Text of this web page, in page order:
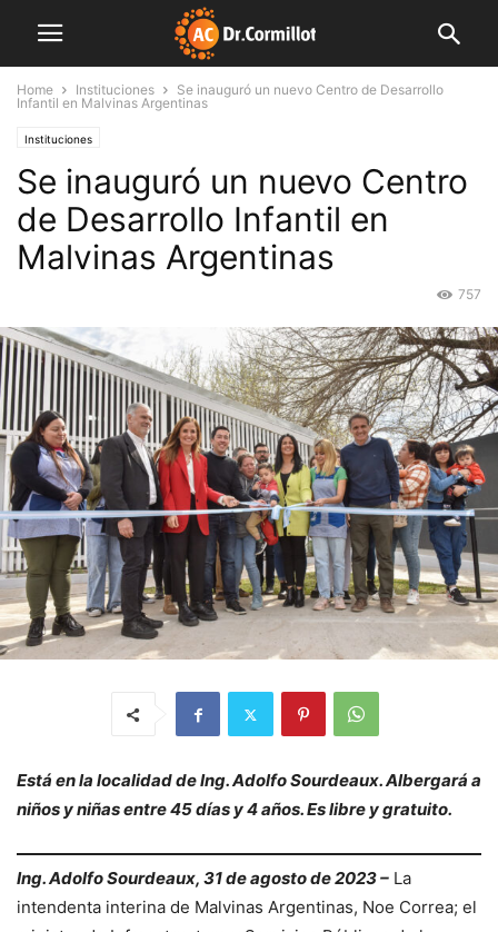
Home Instituciones
Se inauguró un nuevo Centro de Desarrollo
Infantil en Malvinas Argentinas
Instituciones
Se inauguró un nuevo Centro
de Desarrollo Infantil en
Malvinas Argentinas
757
Está en la localidad de Ing. Adolfo Sourdeaux. Albergará a
niños y niñas entre 45 días y 4 años. Es libre y gratuito.
Ing. Adolfo Sourdeaux, 31 de agosto de 2023 – La
intendenta interina de Malvinas Argentinas, Noe Correa; el